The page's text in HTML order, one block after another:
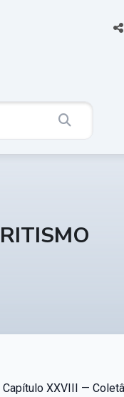
XXVIII —